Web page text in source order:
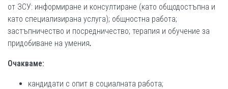
от ЗСУ: информиране и консултиране (като общодостъпна и
като специализирана услуга); общностна работа;
застъпничество и посредничество; терапия и обучение за
придобиване на умения.
Очакваме:
кандидати с опит в социалната работа;